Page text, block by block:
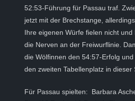
52:53-Führung für Passau traf.
jetzt mit der Brechstange,
Ihre eigenen Würfe fielen nicht und
die Nerven an der Freiwurflinie.
die Wölfinnen den 54:57-Erfolg
den zweiten Tabellenplatz in dieser
Für Passau spielten: Barbara